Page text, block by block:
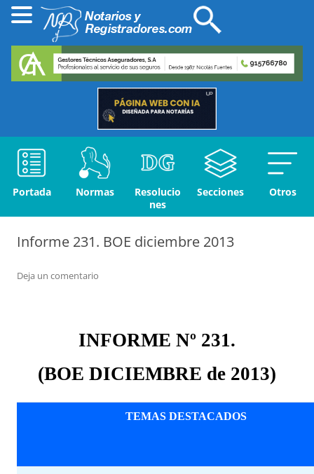
Portada Normas
Resolucio
nes
Secciones Otros
Informe 231. BOE diciembre 2013
Deja un comentario
INFORME Nº 231.
(BOE DICIEMBRE de 2013)
TEMAS DESTACADOS